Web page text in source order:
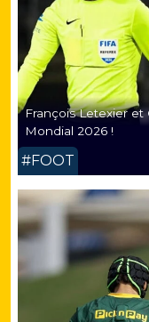
François Letexier
Mondial 2026 !
#FOOT